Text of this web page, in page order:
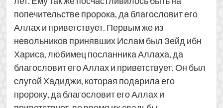
попечительстве пророка, да благословит его
Аллах и приветствует. Первым же из
невольников принявших Ислам был Зейд ибн
Хариса, любимец посланника Аллаха, да
благословит его Аллах и приветствует. Он был
слугой Хадиджи, которая подарила его
пророку, да благословит его Аллах и